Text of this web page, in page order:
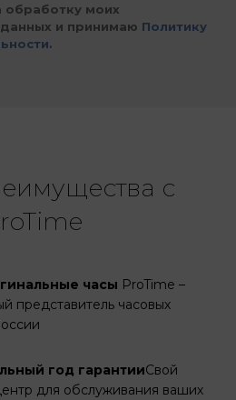
обработку моих
и принимаю Политику
.
с
часы ProTime –
представитель часовых
год гарантииСвой
для обслуживания ваших